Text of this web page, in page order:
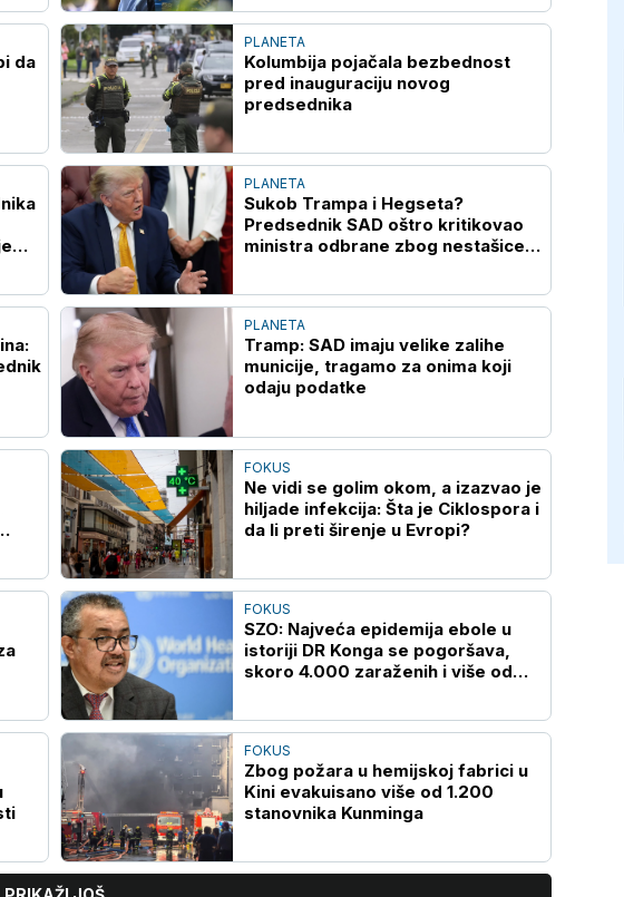
da
PLANETA
Kolumbija pojačala bezbednost
pred inauguraciju novog
predsednika
PLANETA
Sukob Trampa i Hegseta?
Predsednik SAD oštro kritikovao
ministra odbrane zbog nestašice
PLANETA
Tramp: SAD imaju velike zalihe
municije, tragamo za onima koji
odaju podatke
FOKUS
Ne vidi se golim okom, a izazvao je
hiljade infekcija: Šta je Ciklospora i
da li preti širenje u Evropi?
FOKUS
SZO: Najveća epidemija ebole u
istoriji DR Konga se pogoršava,
skoro 4.000 zaraženih i više od
FOKUS
Zbog požara u hemijskoj fabrici u
Kini evakuisano više od 1.200
stanovnika Kunminga